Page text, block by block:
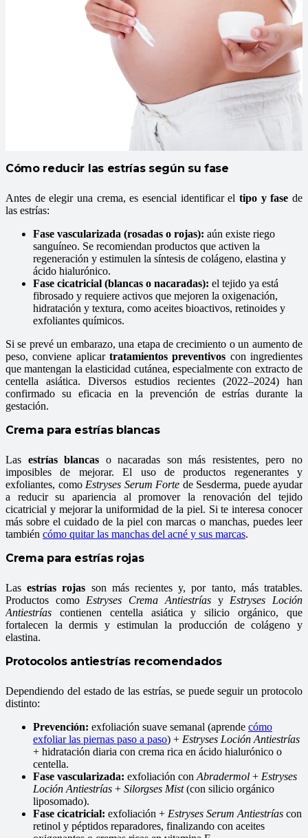
Cómo reducir las estrías según su fase
Antes de elegir una crema, es esencial identificar el tipo y fase de
las estrías:
Fase vascularizada (rosadas o rojas): aún existe riego
sanguíneo. Se recomiendan productos que activen la
regeneración y estimulen la síntesis de colágeno, elastina y
ácido hialurónico.
Fase cicatricial (blancas o nacaradas): el tejido ya está
fibrosado y requiere activos que mejoren la oxigenación,
hidratación y textura, como aceites bioactivos, retinoides y
exfoliantes químicos.
Si se prevé un embarazo, una etapa de crecimiento o un aumento de
peso, conviene aplicar tratamientos preventivos con ingredientes
que mantengan la elasticidad cutánea, especialmente con extracto de
centella asiática. Diversos estudios recientes (2022–2024) han
confirmado su eficacia en la prevención de estrías durante la
gestación.
Crema para estrías blancas
Las estrías blancas o nacaradas son más resistentes, pero no
imposibles de mejorar. El uso de productos regenerantes y
exfoliantes, como Estryses Serum Forte de Sesderma, puede ayudar
a reducir su apariencia al promover la renovación del tejido
cicatricial y mejorar la uniformidad de la piel. Si te interesa conocer
más sobre el cuidado de la piel con marcas o manchas, puedes leer
también cómo quitar las manchas del acné y sus marcas.
Crema para estrías rojas
Lasestrías rojas son más recientes y, por tanto, más tratables.
Productos como Estryses Crema Antiestríasy Estryses Loción
Antiestrías contienen centella asiática y silicio orgánico, que
fortalecen la dermis y estimulan la producción de colágeno y
elastina.
Protocolos antiestrías recomendados
Dependiendo del estado de las estrías, se puede seguir un protocolo
distinto:
Prevención: exfoliación suave semanal (aprende cómo
exfoliar las piernas paso a paso) + Estryses Loción Antiestrías
+ hidratación diaria con crema rica en ácido hialurónico o
centella.
Fase vascularizada: exfoliación con Abradermol + Estryses
Loción Antiestrías + Silorgses Mist(con silicio orgánico
liposomado).
Fase cicatricial: exfoliación + Estryses Serum Antiestrías con
retinol y péptidos reparadores, finalizando con aceites